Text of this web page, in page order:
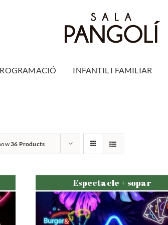
INFANTIL I FAMILIAR
36 Products
Espectacle + sopar